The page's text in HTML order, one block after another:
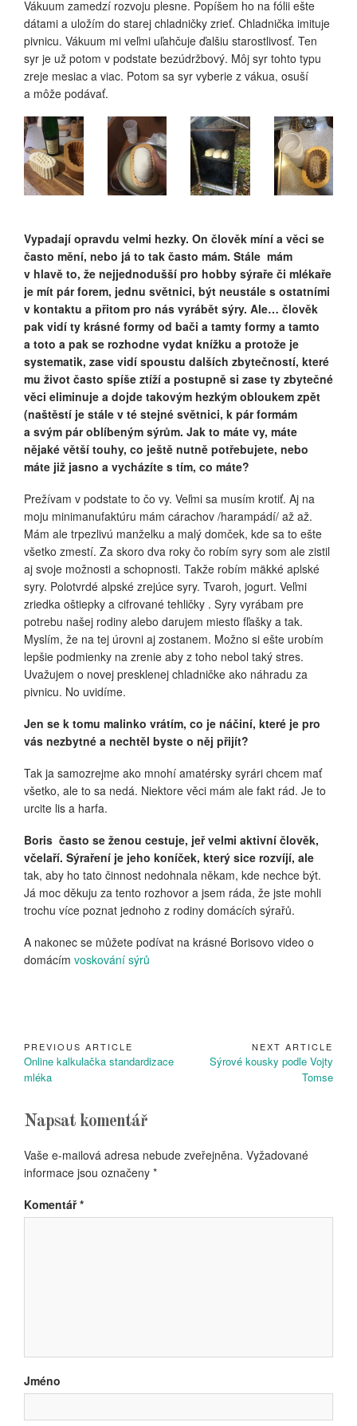
Vákuum zamedzí rozvoju plesne. Popíšem ho na fólii ešte
dátami a uložím do starej chladničky zrieť. Chladnička imituje
pivnicu. Vákuum mi veľmi uľahčuje ďalšiu starostlivosť. Ten
syr je už potom v podstate bezúdržbový. Môj syr tohto typu
zreje mesiac a viac. Potom sa syr vyberie z vákua, osuší
a môže podávať.
Vypadají opravdu velmi hezky. On člověk míní a věci se
často mění, nebo já to tak často mám. Stále mám
v hlavě to, že nejjednodušší pro hobby sýraře či mlékaře
je mít pár forem, jednu světnici, být neustále s ostatními
v kontaktu a přitom pro nás vyrábět sýry. Ale… člověk
pak vidí ty krásné formy od bači a tamty formy a tamto
a toto a pak se rozhodne vydat knížku a protože je
systematik, zase vidí spoustu dalších zbytečností, které
mu život často spíše ztíží a postupně si zase ty zbytečné
věci eliminuje a dojde takovým hezkým obloukem zpět
(naštěstí je stále v té stejné světnici, k pár formám
a svým pár oblíbeným sýrům. Jak to máte vy, máte
nějaké větší touhy, co ještě nutně potřebujete, nebo
máte již jasno a vycházíte s tím, co máte?
Prežívam v podstate to čo vy. Veľmi sa musím krotiť. Aj na
moju minimanufaktúru mám cárachov /harampádí/ až až.
Mám ale trpezlivú manželku a malý domček, kde sa to ešte
všetko zmestí. Za skoro dva roky čo robím syry som ale zistil
aj svoje možnosti a schopnosti. Takže robím mäkké aplské
syry. Polotvrdé alpské zrejúce syry. Tvaroh, jogurt. Veľmi
zriedka oštiepky a cifrované tehličky . Syry vyrábam pre
potrebu našej rodiny alebo darujem miesto fľašky a tak.
Myslím, že na tej úrovni aj zostanem. Možno si ešte urobím
lepšie podmienky na zrenie aby z toho nebol taký stres.
Uvažujem o novej presklenej chladničke ako náhradu za
pivnicu. No uvidíme.
Jen se k tomu malinko vrátím, co je náčiní, které je pro
vás nezbytné a nechtěl byste o něj přijít?
Tak ja samozrejme ako mnohí amatérsky syrári chcem mať
všetko, ale to sa nedá. Niektore věci mám ale fakt rád. Je to
urcite lis a harfa.
Boris často se ženou cestuje, jeř velmi aktivní člověk,
včelaří. Sýraření je jeho koníček, který sice rozvíjí, ale
tak, aby ho tato činnost nedohnala někam, kde nechce být.
Já moc děkuju za tento rozhovor a jsem ráda, že jste mohli
trochu více poznat jednoho z rodiny domácích sýrařů.
A nakonec se můžete podívat na krásné Borisovo video o
domácím voskování sýrů
Navigace
pro
PREVIOUS ARTICLE
Previous
Article:
Online kalkulačka standardizace
mléka
NEXT ARTICLE
Next
Sýrové kousky podle Vojty
Tomse
Napsat komentář
Vaše e-mailová adresa nebude zveřejněna. Vyžadované
informace jsou označeny *
Komentář*
Jméno